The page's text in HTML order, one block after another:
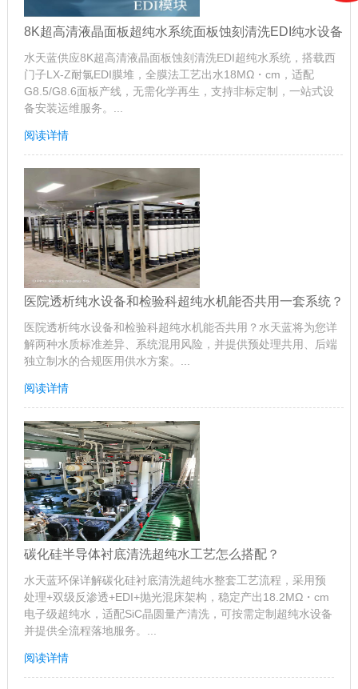
8K超高清液晶面板超纯水系统面板蚀刻清洗EDI纯水设备
水天蓝供应8K超高清液晶面板蚀刻清洗EDI超纯水系统，搭载西
门子LX-Z耐氯EDI膜堆，全膜法工艺出水18MΩ・cm，适配
G8.5/G8.6面板产线，无需化学再生，支持非标定制，一站式设
备安装运维服务。...
阅读详情
医院透析纯水设备和检验科超纯水机能否共用一套系统？
医院透析纯水设备和检验科超纯水机能否共用？水天蓝将为您详
解两种水质标准差异、系统混用风险，并提供预处理共用、后端
独立制水的合规医用供水方案。...
阅读详情
碳化硅半导体衬底清洗超纯水工艺怎么搭配？
水天蓝环保详解碳化硅衬底清洗超纯水整套工艺流程，采用预
处理+双级反渗透+EDI+抛光混床架构，稳定产出18.2MΩ・cm
电子级超纯水，适配SiC晶圆量产清洗，可按需定制超纯水设备
并提供全流程落地服务。...
阅读详情